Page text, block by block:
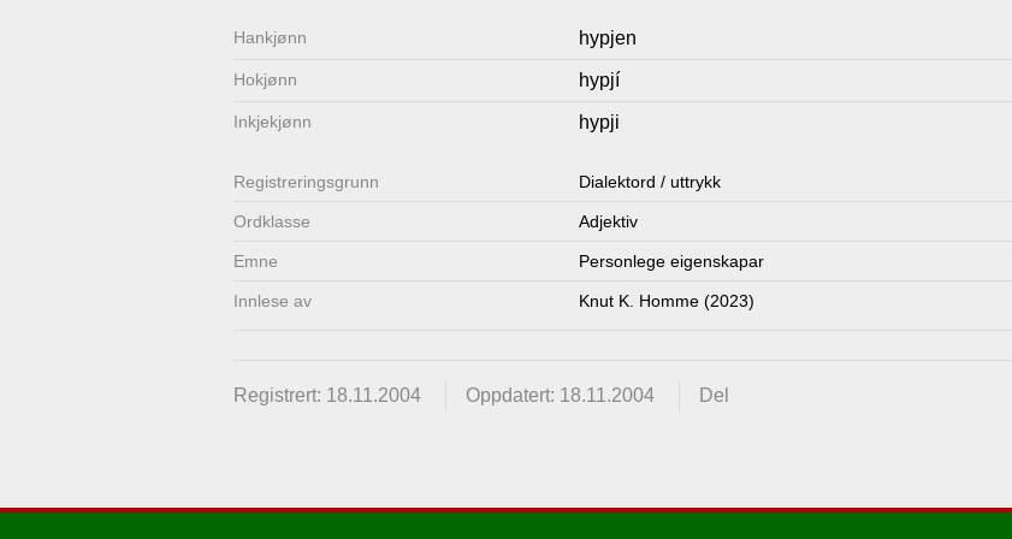
Hankjønn hypjen
Hokjønn hypjí
Inkjekjønn hypji
Registrerings­grunn Dialektord / uttrykk
Ordklasse Adjektiv
Emne Personlege eigenskapar
Innlese av Knut K. Homme (2023)
Registrert: 18.11.2004 Oppdatert: 18.11.2004 Del